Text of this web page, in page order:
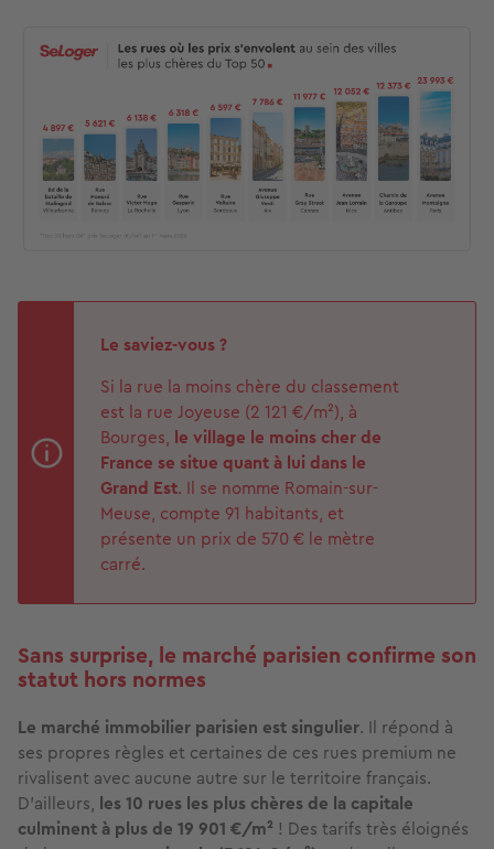
Le saviez-vous ?
Si la rue la moins chère du classement
est la rue Joyeuse (2 121 €/m²), à
Bourges, le village le moins cher de
France se situe quant à lui dans le
Grand Est. Il se nomme Romain-sur-
Meuse, compte 91 habitants, et
présente un prix de 570 € le mètre
carré.
Sans surprise, le marché parisien confirme son
statut hors normes
Le marché immobilier parisien est singulier. Il répond à
ses propres règles et certaines de ces rues premium ne
rivalisent avec aucune autre sur le territoire français.
D’ailleurs, les 10 rues les plus chères de la capitale
culminent à plus de 19 901 €/m² ! Des tarifs très éloignés